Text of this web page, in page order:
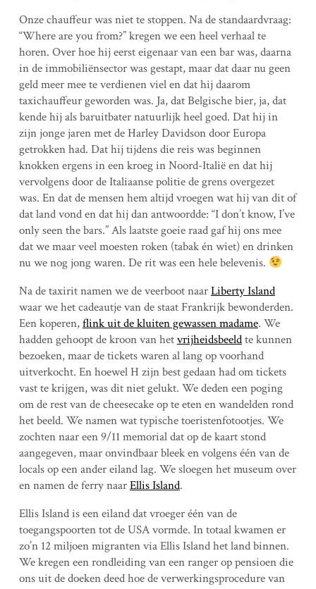
Onze chauffeur was niet te stoppen. Na de standaardvraag:
“Where are you from?” kregen we een heel verhaal te
horen. Over hoe hij eerst eigenaar van een bar was, daarna
in de immobiliënsector was gestapt, maar dat daar nu geen
geld meer mee te verdienen viel en dat hij daarom
taxichauffeur geworden was. Ja, dat Belgische bier, ja, dat
kende hij als baruitbater natuurlijk heel goed. Dat hij in
zijn jonge jaren met de Harley Davidson door Europa
getrokken had. Dat hij tijdens die reis was beginnen
knokken ergens in een kroeg in Noord-Italië en dat hij
vervolgens door de Italiaanse politie de grens overgezet
was. En dat de mensen hem altijd vroegen wat hij van dit of
dat land vond en dat hij dan antwoordde: “I don’t know, I’ve
only seen the bars.” Als laatste goeie raad gaf hij ons mee
dat we maar veel moesten roken (tabak én wiet) en drinken
nu we nog jong waren. De rit was een hele belevenis.
Na de taxirit namen we de veerboot naarLiberty Island
waar we het cadeautje van de staat Frankrijk bewonderden.
Een koperen,flink uit de kluiten gewassen madame. We
hadden gehoopt de kroon van hetvrijheidsbeeldte kunnen
bezoeken, maar de tickets waren al lang op voorhand
uitverkocht. En hoewel H zijn best gedaan had om tickets
vast te krijgen, was dit niet gelukt. We deden een poging
om de rest van de cheesecake op te eten en wandelden rond
het beeld. We namen wat typische toeristenfotootjes. We
zochten naar een 9/11 memorial dat op de kaart stond
aangegeven, maar onvindbaar bleek en volgens één van de
locals op een ander eiland lag. We sloegen het museum over
en namen de ferry naarEllis Island.
Ellis Island is een eiland dat vroeger één van de
toegangspoorten tot de USA vormde. In totaal kwamen er
zo’n 12 miljoen migranten via Ellis Island het land binnen.
We kregen een rondleiding van een ranger op pensioen die
ons uit de doeken deed hoe de verwerkingsprocedure van